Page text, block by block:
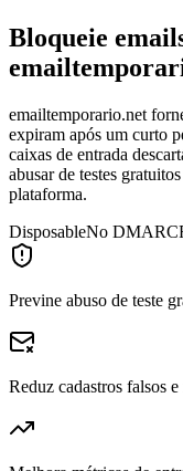
Bloqueie
emailtemporario.net
expiram após um curto
caixas de entrada
abusar de testes
plataforma.
DisposableNo DMARC
Previne abuso de teste
Reduz cadastros falsos